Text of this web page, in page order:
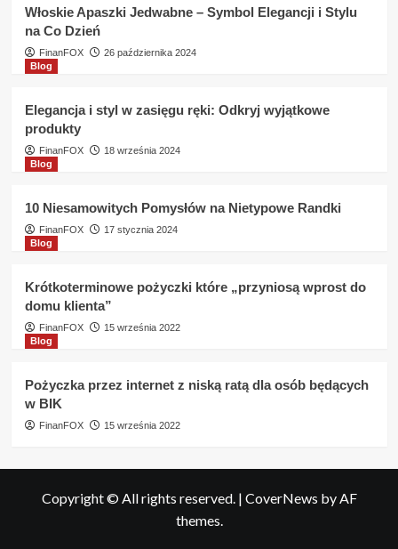
Włoskie Apaszki Jedwabne – Symbol Elegancji i Stylu
na Co Dzień
FinanFOX
26 października 2024
Blog
Elegancja i styl w zasięgu ręki: Odkryj wyjątkowe
produkty
FinanFOX
18 września 2024
Blog
10 Niesamowitych Pomysłów na Nietypowe Randki
FinanFOX
17 stycznia 2024
Blog
Krótkoterminowe pożyczki które „przyniosą wprost do
domu klienta”
FinanFOX
15 września 2022
Blog
Pożyczka przez internet z niską ratą dla osób będących
w BIK
FinanFOX 15 września 2022
Copyright © All rights reserved. | CoverNews by AF
themes.